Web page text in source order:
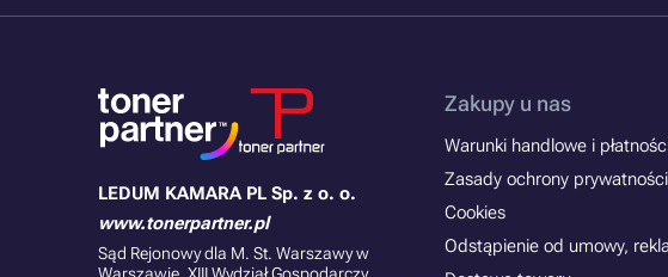
LEDUM KAMARA PL Sp. z o. o.
www.tonerpartner.pl
Sąd Rejonowy dla M. St. Warszawy w
Zakupy u nas
Warunki handlowe i
Zasady ochrony prywatności
Cookies
Odstąpienie od umowy,